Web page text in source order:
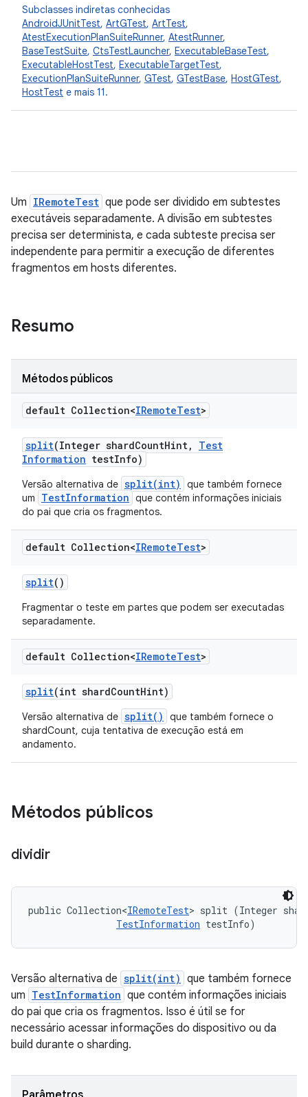
Subclasses indiretas conhecidas
AndroidJUnitTest, ArtGTest, ArtTest,
AtestExecutionPlanSuiteRunner, AtestRunner,
BaseTestSuite, CtsTestLauncher, ExecutableBaseTest,
ExecutableHostTest, ExecutableTargetTest,
ExecutionPlanSuiteRunner, GTest, GTestBase, HostGTest,
HostTest e mais 11.
Um IRemoteTest que pode ser dividido em subtestes
executáveis separadamente. A divisão em subtestes
precisa ser determinista, e cada subteste precisa ser
independente para permitir a execução de diferentes
fragmentos em hosts diferentes.
Resumo
Métodos públicos
default Collection<IRemoteTest>
split(Integer shardCountHint,
Test
Information testInfo)
Versão alternativa de split(int)
que também fornece
um
TestInformation que contém informações iniciais
do pai que cria os fragmentos.
default Collection<IRemoteTest>
split()
Fragmentar o teste em partes que podem ser executadas
separadamente.
default Collection<IRemoteTest>
split(int shardCountHint)
Versão alternativa de split()
que também fornece o
shardCount, cuja tentativa de execução está em
andamento.
Métodos públicos
dividir
public Collection<IRemoteTest> split (Integer
TestInformation testInfo)
Versão alternativa de split(int) que também fornece
um TestInformation que contém informações iniciais
do pai que cria os fragmentos. Isso é útil se for
necessário acessar informações do dispositivo ou da
build durante o sharding.